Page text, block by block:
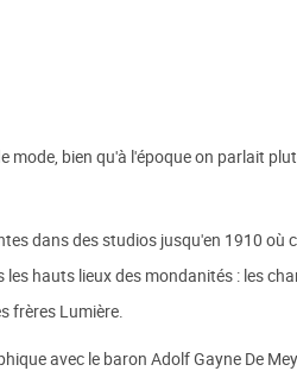
bien qu'à l'époque on parlait
dans des studios jusqu'en 1910
hauts lieux des mondanités : les
frères Lumière.
avec le baron Adolf Gayne De